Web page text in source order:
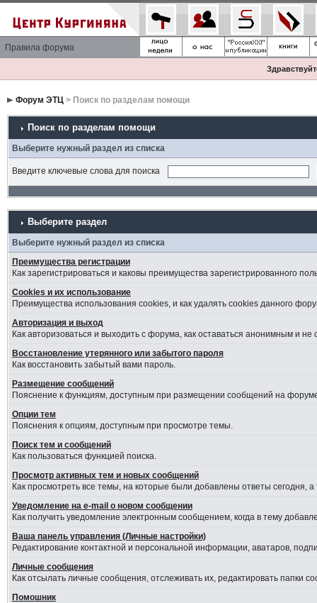
Правила форума
Форум ЭТЦ> Поиск по разделам помощи
Поиск по разделам помощи
Выберите нужный раздел из списка
Введите ключевые слова для поиска
Выберите раздел
Выберите нужный раздел из списка
Преимущества регистрации
Как зарегистрироваться и каковы преимущества зарегистрированного
Cookies и их использование
Преимущества использования cookies, и как удалять cookies данного
Авторизация и выход
Как авторизоваться и выходить с форума, как оставаться анонимным и
Восстановление утерянного или забытого пароля
Как восстановить забытый вами пароль.
Размещение сообщений
Пояснение к функциям, доступным при размещении сообщений на
Опции тем
Пояснения к опциям, доступным при просмотре темы.
Поиск тем и сообщений
Как пользоваться функцией поиска.
Просмотр активных тем и новых сообщений
Как просмотреть все темы, на которые были добавлены ответы сегодня,
Уведомление на е-mail о новом сообщении
Как получить уведомление электронным сообщением, когда в тему
Ваша панель управления (Личные настройки)
Редактирование контактной и персональной информации, аватаров,
Личные сообщения
Как отсылать личные сообщения, отслеживать их, редактировать папки
Помошник